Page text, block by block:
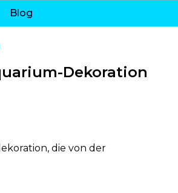
Blog
Dekoration
die von der